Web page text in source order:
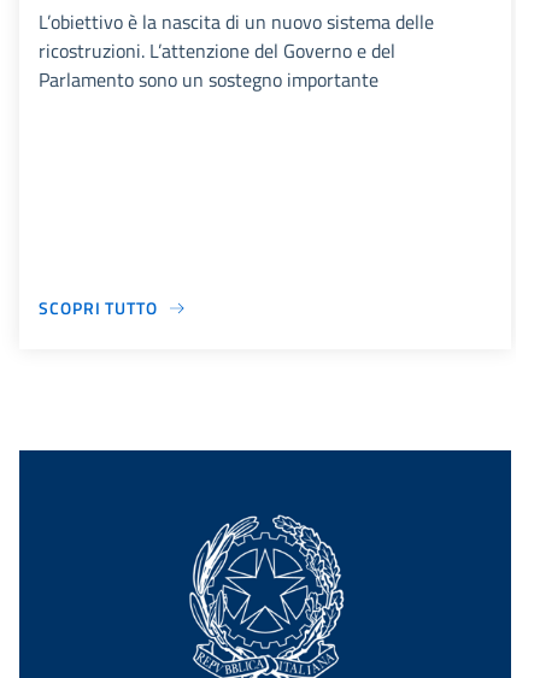
L’obiettivo è la nascita di un nuovo sistema delle
ricostruzioni. L’attenzione del Governo e del
Parlamento sono un sostegno importante
SCOPRI TUTTO